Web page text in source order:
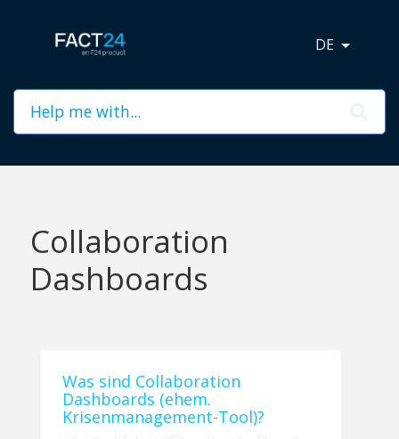
DE
Collaboration
Dashboards
Was sind Collaboration
Dashboards (ehem.
Krisenmanagement-Tool)?